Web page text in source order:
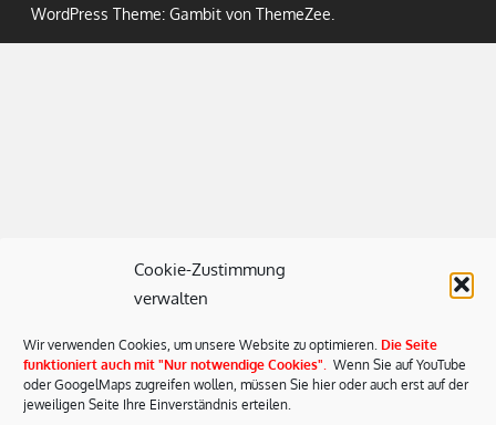
Cookie-Zustimmung
verwalten
Wir verwenden Cookies, um unsere Website zu optimieren. Die Seite
funktioniert auch mit "Nur notwendige Cookies". Wenn Sie auf YouTube
oder GoogelMaps zugreifen wollen, müssen Sie hier oder auch erst auf der
jeweiligen Seite Ihre Einverständnis erteilen.
WordPress Theme: Gambit von ThemeZee.